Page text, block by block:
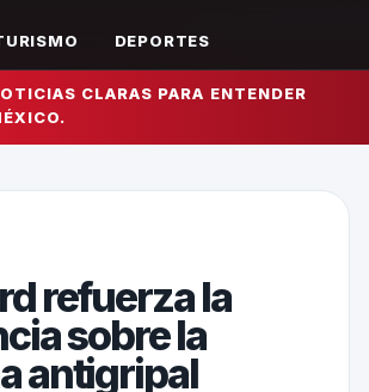
DEPORTES
CLARAS PARA ENTENDER
refuerza la
sobre la
antigripal